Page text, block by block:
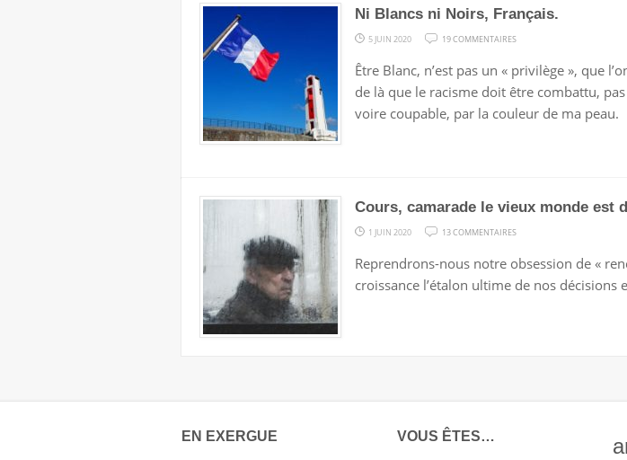
MÈRE
Ni Blancs ni Noirs, Français.
5 JUIN 2020 19 COMMENTAIRES
BLANCS
NI
NOIRS,
Être Blanc, n’est pas un « privilège », que
de là que le racisme doit être combattu,
voire coupable, par la couleur de ma peau.
Cours, camarade le vieux monde est
1 JUIN 2020 13 COMMENTAIRES
CAMARADE
LE
TOI
Reprendrons-nous notre obsession de «
croissance l’étalon ultime de nos décisions
EN EXERGUE VOUS ÊTES…